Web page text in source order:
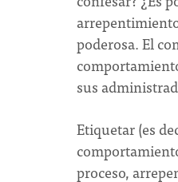
poderosa. El
sus
Etiquetar (es
proceso,